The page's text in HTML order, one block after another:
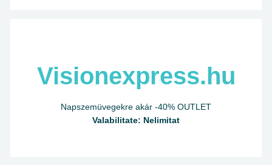
Visionexpress.hu
Napszemüvegekre akár -40% OUTLET
Valabilitate: Nelimitat